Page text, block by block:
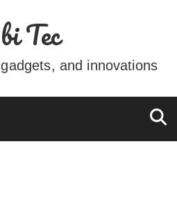
Tec
and innovations